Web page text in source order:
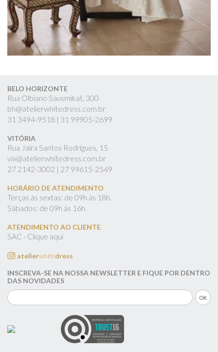
BELO HORIZONTE
Rua Olbiano Sausmikat, 300
bh@atelierwhitedress.com.br
31 3494-9518 | 31 99905-2699
VITÓRIA
Rua Jaíra Santos Rodrigues, 15
vix@atelierwhitedress.com.br
27 2142-3002 | 27 99615-2549
HORÁRIO DE ATENDIMENTO
Terças às sextas: de 09h às 18h.
Sábados: de 09h às 16h.
ATENDIMENTO AO CLIENTE
SAC - Clique aqui
atelierwhitedress
INSCREVA-SE NA NOSSA NEWSLETTER E FIQUE POR DENTRO
DAS NOVIDADES